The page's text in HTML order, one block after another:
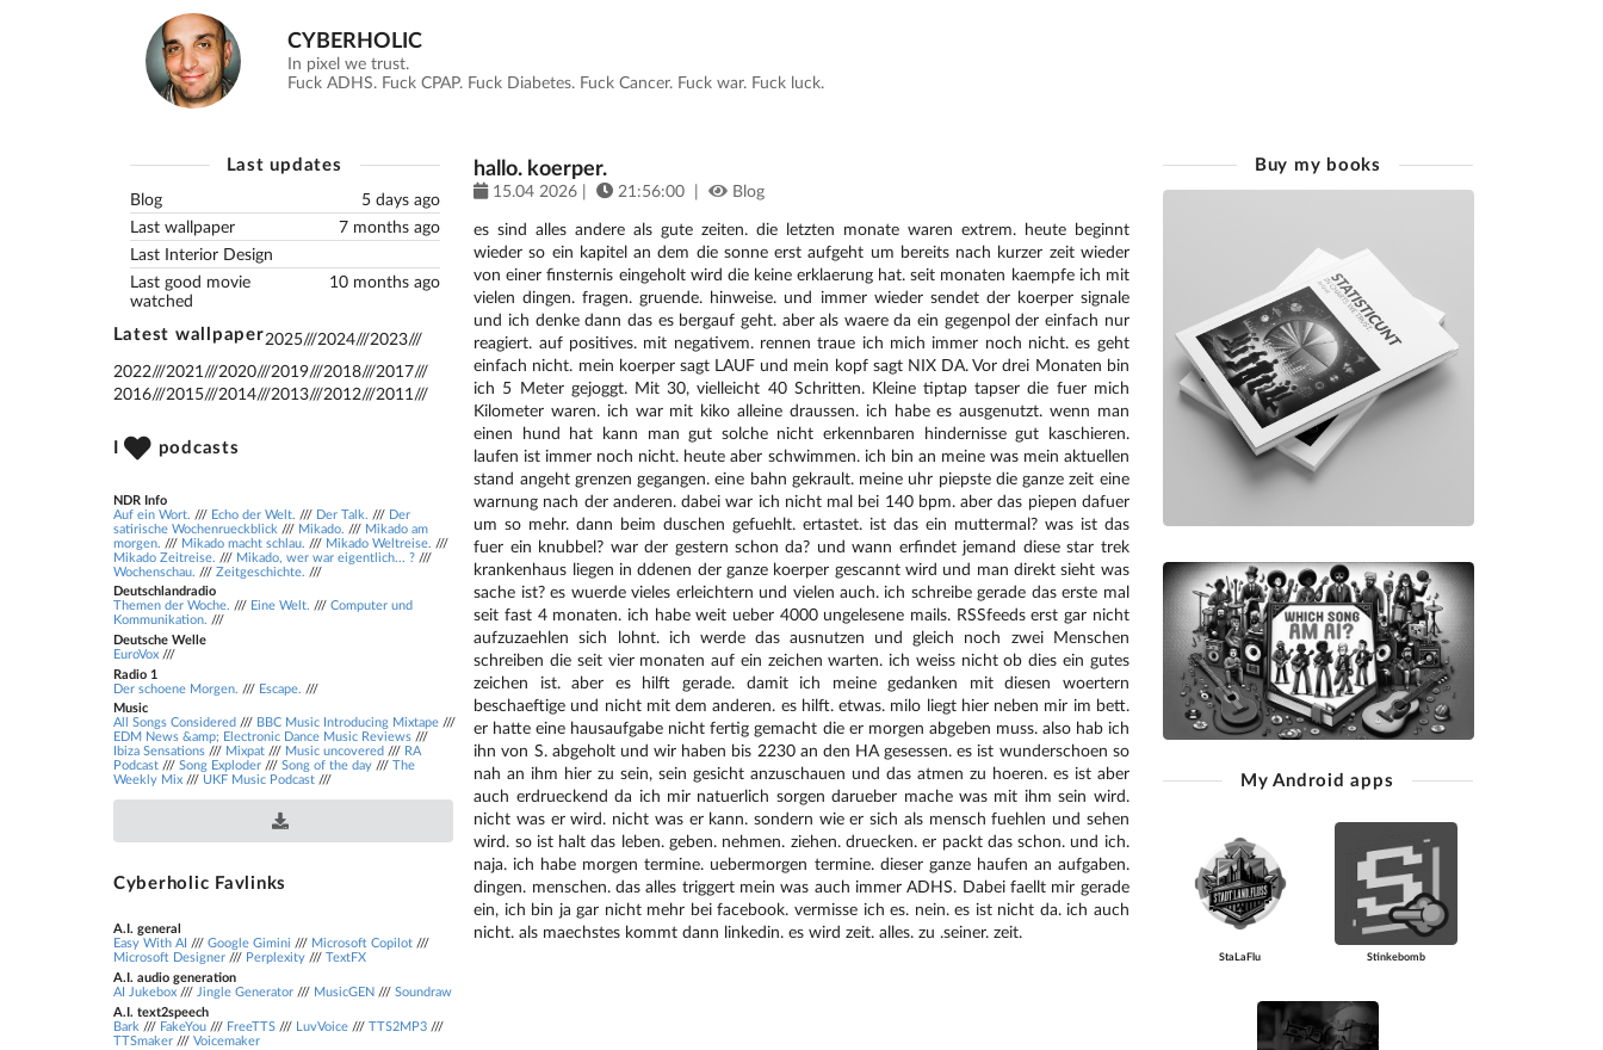
CYBERHOLIC
In pixel we trust.
Fuck ADHS. Fuck CPAP. Fuck Diabetes. Fuck Cancer. Fuck war. Fuck luck.
Last updates
5 days ago
Blog
7 months ago
Last wallpaper
Last Interior Design
10 months ago
Last good movie
watched
Latest wallpaper2025///2024///2023///
2022///2021///2020///2019///2018///2017///
2016///2015///2014///2013///2012///2011///
I podcasts
NDR Info
Auf ein Wort. /// Echo der Welt. /// Der Talk. /// Der
satirische Wochenrueckblick /// Mikado. /// Mikado am
morgen. /// Mikado macht schlau. /// Mikado Weltreise. ///
Mikado Zeitreise. /// Mikado, wer war eigentlich... ?///
Wochenschau. /// Zeitgeschichte. ///
Deutschlandradio
Themen der Woche. /// Eine Welt. /// Computer und
Kommunikation. ///
Deutsche Welle
EuroVox///
Radio 1
Der schoene Morgen. /// Escape. ///
Music
All Songs Considered/// BBC Music Introducing Mixtape///
EDM News &amp; Electronic Dance Music Reviews///
Ibiza Sensations/// Mixpat/// Music uncovered/// RA
Podcast/// Song Exploder/// Song of the day/// The
Weekly Mix/// UKF Music Podcast///
Download .opml podcast file
Cyberholic Favlinks
A.I. general
Easy With AI /// Google Gimini /// Microsoft Copilot///
Microsoft Designer/// Perplexity/// TextFX
A.I. audio generation
AI Jukebox/// Jingle Generator/// MusicGEN/// Soundraw
A.I. text2speech
Bark /// FakeYou/// FreeTTS/// LuvVoice/// TTS2MP3///
TTSmaker/// Voicemaker
hallo. koerper.
15.04 2026 | 21:56:00 |
Blog
es sind alles andere als gute zeiten. die letzten monate waren extrem. heute beginnt
wieder so ein kapitel an dem die sonne erst aufgeht um bereits nach kurzer zeit wieder
von einer finsternis eingeholt wird die keine erklaerung hat. seit monaten kaempfe ich mit
vielen dingen. fragen. gruende. hinweise. und immer wieder sendet der koerper signale
und ich denke dann das es bergauf geht. aber als waere da ein gegenpol der einfach nur
reagiert. auf positives. mit negativem. rennen traue ich mich immer noch nicht. es geht
einfach nicht. mein koerper sagt LAUF und mein kopf sagt NIX DA. Vor drei Monaten bin
ich 5 Meter gejoggt. Mit 30, vielleicht 40 Schritten. Kleine tiptap tapser die fuer mich
Kilometer waren. ich war mit kiko alleine draussen. ich habe es ausgenutzt. wenn man
einen hund hat kann man gut solche nicht erkennbaren hindernisse gut kaschieren.
laufen ist immer noch nicht. heute aber schwimmen. ich bin an meine was mein aktuellen
stand angeht grenzen gegangen. eine bahn gekrault. meine uhr piepste die ganze zeit eine
warnung nach der anderen. dabei war ich nicht mal bei 140 bpm. aber das piepen dafuer
um so mehr. dann beim duschen gefuehlt. ertastet. ist das ein muttermal? was ist das
fuer ein knubbel? war der gestern schon da? und wann erfindet jemand diese star trek
krankenhaus liegen in ddenen der ganze koerper gescannt wird und man direkt sieht was
sache ist? es wuerde vieles erleichtern und vielen auch. ich schreibe gerade das erste mal
seit fast 4 monaten. ich habe weit ueber 4000 ungelesene mails. RSSfeeds erst gar nicht
aufzuzaehlen sich lohnt. ich werde das ausnutzen und gleich noch zwei Menschen
schreiben die seit vier monaten auf ein zeichen warten. ich weiss nicht ob dies ein gutes
zeichen ist. aber es hilft gerade. damit ich meine gedanken mit diesen woertern
beschaeftige und nicht mit dem anderen. es hilft. etwas. milo liegt hier neben mir im bett.
er hatte eine hausaufgabe nicht fertig gemacht die er morgen abgeben muss. also hab ich
ihn von S. abgeholt und wir haben bis 2230 an den HA gesessen. es ist wunderschoen so
nah an ihm hier zu sein, sein gesicht anzuschauen und das atmen zu hoeren. es ist aber
auch erdrueckend da ich mir natuerlich sorgen darueber mache was mit ihm sein wird.
nicht was er wird. nicht was er kann. sondern wie er sich als mensch fuehlen und sehen
wird. so ist halt das leben. geben. nehmen. ziehen. druecken. er packt das schon. und ich.
naja. ich habe morgen termine. uebermorgen termine. dieser ganze haufen an aufgaben.
dingen. menschen. das alles triggert mein was auch immer ADHS. Dabei faellt mir gerade
ein, ich bin ja gar nicht mehr bei facebook. vermisse ich es. nein. es ist nicht da. ich auch
nicht. als maechstes kommt dann linkedin. es wird zeit. alles. zu .seiner. zeit.
Buy my books
My Android apps
StaLaFlu Stinkebomb